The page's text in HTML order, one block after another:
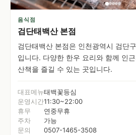
음식점
검단태백산 본점
검단태백산 본점은 인천광역시 검단
입니다. 다양한 한우 요리와 함께 인
산책을 즐길 수 있는 곳입니다.
대표메뉴태백꽃등심
운영시간11:30~22:00
휴무
연중무휴
주차
가능
문의
0507-1465-3508